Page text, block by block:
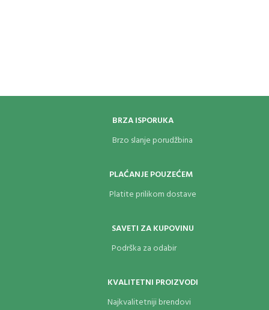
sklopovi su prilagođeni specifičnom
čija brzina ne prelazi 200 m/s
BRZA ISPORUKA
Brzo slanje porudžbina
PLAĆANJE POUZEĆEM
Platite prilikom dostave
SAVETI ZA KUPOVINU
Podrška za odabir
KVALITETNI PROIZVODI
Najkvalitetniji brendovi